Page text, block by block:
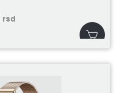
rsd